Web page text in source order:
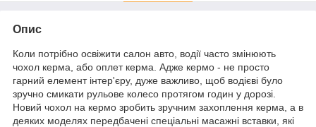
Опис
Коли потрібно освіжити салон авто, водії часто змінюють
чохол керма, або оплет керма. Адже кермо - не просто
гарний елемент інтер'єру, дуже важливо, щоб водієві було
зручно смикати рульове колесо протягом годин у дорозі.
Новий чохол на кермо зробить зручним захоплення керма, а в
деяких моделях передбачені спеціальні масажні вставки, які